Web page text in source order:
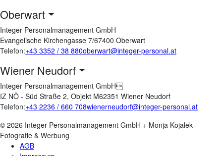
Oberwart
Integer Personalmanagement GmbH
Evangelische Kirchengasse 7/67400 Oberwart
Telefon:+43 3352 / 38 880oberwart@integer-personal.at
Wiener Neudorf
Integer Personalmanagement GmbH
IZ NÖ - Süd Straße 2, Objekt M62351 Wiener Neudorf
Telefon:+43 2236 / 660 708wienerneudorf@integer-personal.at
© 2026 Integer Personalmanagement GmbH + Monja Kojalek
Fotografie & Werbung
AGB